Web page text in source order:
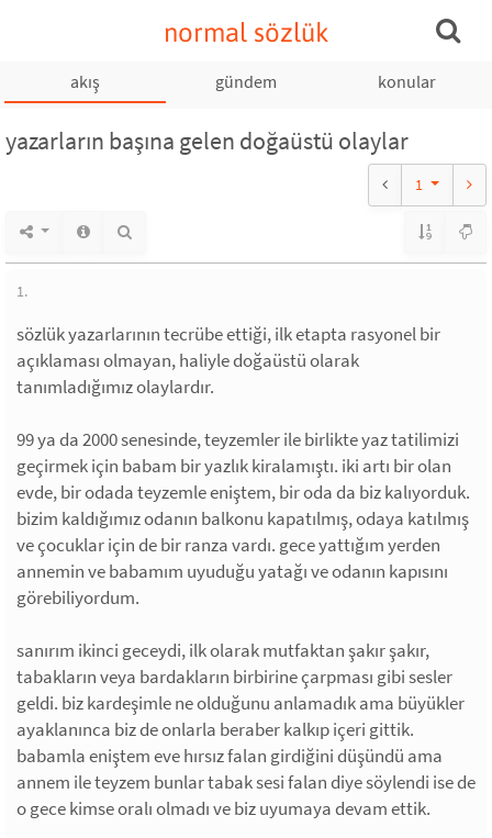
normal sözlük
akış gündem konular
yazarların başına gelen doğaüstü olaylar
1
1.
sözlük yazarlarının tecrübe ettiği, ilk etapta rasyonel bir
açıklaması olmayan, haliyle doğaüstü olarak
tanımladığımız olaylardır.
99 ya da 2000 senesinde, teyzemler ile birlikte yaz tatilimizi
geçirmek için babam bir yazlık kiralamıştı. iki artı bir olan
evde, bir odada teyzemle eniştem, bir oda da biz kalıyorduk.
bizim kaldığımız odanın balkonu kapatılmış, odaya katılmış
ve çocuklar için de bir ranza vardı. gece yattığım yerden
annemin ve babamım uyuduğu yatağı ve odanın kapısını
görebiliyordum.
sanırım ikinci geceydi, ilk olarak mutfaktan şakır şakır,
tabakların veya bardakların birbirine çarpması gibi sesler
geldi. biz kardeşimle ne olduğunu anlamadık ama büyükler
ayaklanınca biz de onlarla beraber kalkıp içeri gittik.
babamla eniştem eve hırsız falan girdiğini düşündü ama
annem ile teyzem bunlar tabak sesi falan diye söylendi ise de
o gece kimse oralı olmadı ve biz uyumaya devam ettik.